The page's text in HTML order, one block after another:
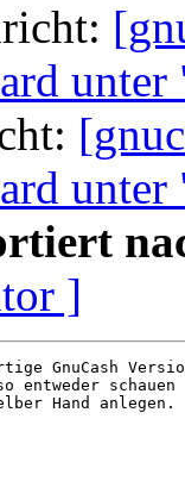
]
GnuCash
entweder
Hand anlegen.